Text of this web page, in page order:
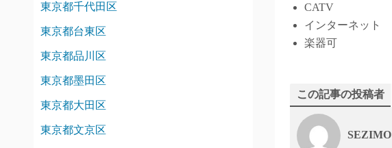
CATV
インターネット
楽器可
この記事の投稿者
SEZIMO
東京都千代田区
東京都台東区
東京都品川区
東京都墨田区
東京都大田区
東京都文京区